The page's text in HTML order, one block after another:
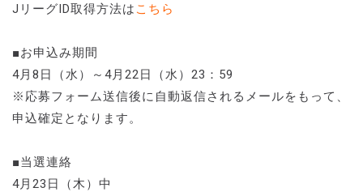
JリーグID取得方法は こちら
■お申込み期間
4月8日（水）～4月22日（水）23：59
※応募フォーム送信後に自動返信されるメールをもって、
申込確定となります。
■当選連絡
4月23日（木）中